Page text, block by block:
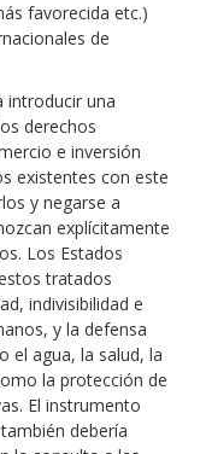
favorecida etc.)
de
introducir una
derechos
e inversión
existentes con este
y negarse a
explícitamente
Los Estados
tratados
indivisibilidad e
y la defensa
el agua, la salud, la
la protección de
El instrumento
debería